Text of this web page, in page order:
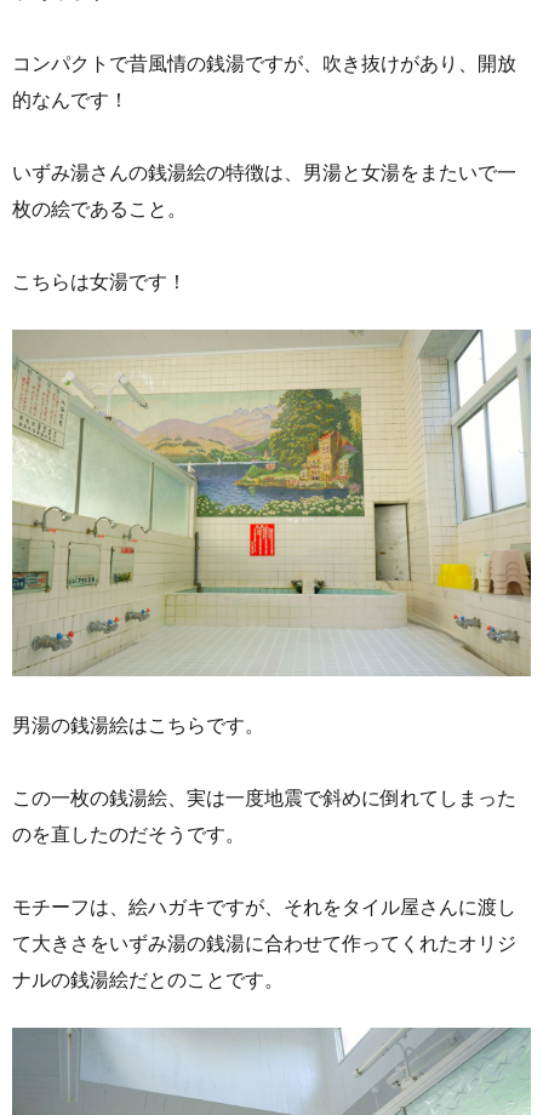
コンパクトで昔風情の銭湯ですが、吹き抜けがあり、開放
的なんです！
いずみ湯さんの銭湯絵の特徴は、男湯と女湯をまたいで一
枚の絵であること。
こちらは女湯です！
男湯の銭湯絵はこちらです。
この一枚の銭湯絵、実は一度地震で斜めに倒れてしまった
のを直したのだそうです。
モチーフは、絵ハガキですが、それをタイル屋さんに渡し
て大きさをいずみ湯の銭湯に合わせて作ってくれたオリジ
ナルの銭湯絵だとのことです。